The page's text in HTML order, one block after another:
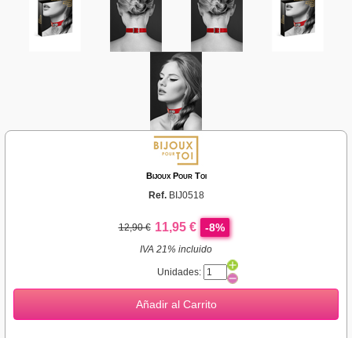
Bijoux Pour Toi
Ref. BIJ0518
12,90 € 11,95 € -8%
IVA 21% incluido
Unidades:
Añadir al Carrito